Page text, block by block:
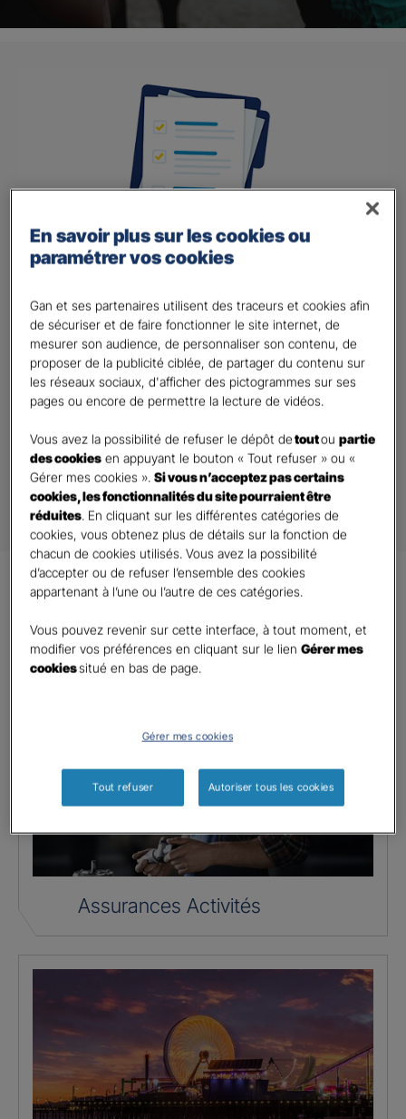
Besoin d’un devis assurance ?
Vous souhaitez obtenir un contrat d’assurance adapté à vos besoins ?
Sélectionnez l’agence proche de chez vous puis remplissez le rapide
formulaire.
Demander un Devis
Nos assurances pour lespros et
entreprises*
Assurances Activités
En savoir plus sur les cookies ou
paramétrer vos cookies
Gan et ses partenaires utilisent des traceurs et cookies afin
de sécuriser et de faire fonctionner le site internet, de
mesurer son audience, de personnaliser son contenu, de
proposer de la publicité ciblée, de partager du contenu sur
les réseaux sociaux, d'afficher des pictogrammes sur ses
pages ou encore de permettre la lecture de vidéos.
Vous avez la possibilité de refuser le dépôt detoutoupartie
des cookies en appuyant le bouton « Tout refuser » ou «
Gérer mes cookies ».Si vous n’acceptez pas certains
cookies, les fonctionnalités du site pourraient être
réduites. En cliquant sur les différentes catégories de
cookies, vous obtenez plus de détails sur la fonction de
chacun de cookies utilisés. Vous avez la possibilité
d’accepter ou de refuser l’ensemble des cookies
appartenant à l’une ou l’autre de ces catégories.
Vous pouvez revenir sur cette interface, à tout moment, et
modifier vos préférences en cliquant sur le lienGérer mes
cookiessitué en bas de page.
Gérer mes cookies
Tout refuser Autoriser tous les cookies